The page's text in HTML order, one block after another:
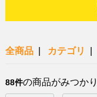
全商品 カテゴリ
88件の商品がみつか